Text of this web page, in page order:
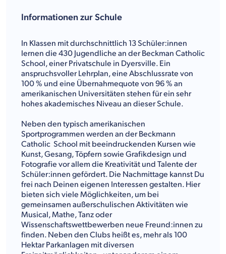
Informationen zur Schule
In Klassen mit durchschnittlich 13 Schüler:innen
lernen die 430 Jugendliche an der Beckman Catholic
School, einer Privatschule in Dyersville. Ein
anspruchsvoller Lehrplan, eine Abschlussrate von
100 % und eine Übernahmequote von 96 % an
amerikanischen Universitäten stehen für ein sehr
hohes akademisches Niveau an dieser Schule.
Neben den typisch amerikanischen
Sportprogrammen werden an der Beckmann
Catholic School mit beeindruckenden Kursen wie
Kunst, Gesang, Töpfern sowie Grafikdesign und
Fotografie vor allem die Kreativität und Talente der
Schüler:innen gefördert. Die Nachmittage kannst Du
frei nach Deinen eigenen Interessen gestalten. Hier
bieten sich viele Möglichkeiten, um bei
gemeinsamen außerschulischen Aktivitäten wie
Musical, Mathe, Tanz oder
Wissenschaftswettbewerben neue Freund:innen zu
finden. Neben den Clubs heißt es, mehr als 100
Hektar Parkanlagen mit diversen